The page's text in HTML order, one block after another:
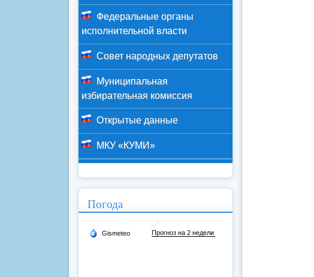
Федеральные органы
исполнительной власти
Совет народных депутатов
Муниципальная
избирательная комиссия
Открытые данные
МКУ «КУМИ»
Погода